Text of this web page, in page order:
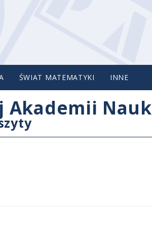
ŚWIAT MATEMATYKI INNE
Akademii Nauk